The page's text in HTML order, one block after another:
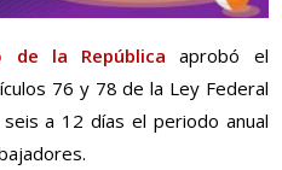
de la República aprobó el
76 y 78 de la Ley Federal
a 12 días el periodo anual